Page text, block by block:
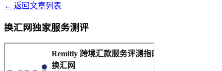
← 返回文章列表
换汇网独家服务测评